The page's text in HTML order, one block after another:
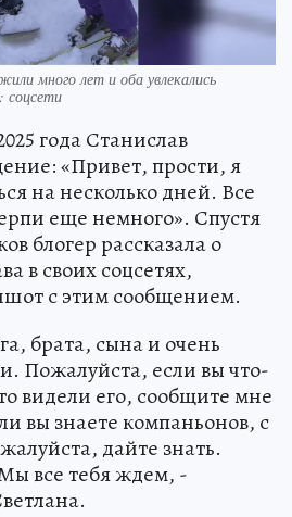
много лет и оба увлекались
года Станислав
«Привет, прости, я
на несколько дней. Все
еще немного». Спустя
блогер рассказала о
в своих соцсетях,
с этим сообщением.
брата, сына и очень
Пожалуйста, если вы что-
видели его, сообщите мне
вы знаете компаньонов, с
дайте знать.
все тебя ждем, -